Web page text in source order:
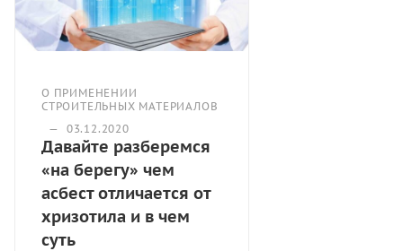
О ПРИМЕНЕНИИ
СТРОИТЕЛЬНЫХ МАТЕРИАЛОВ
—
03.12.2020
Давайте разберемся
«на берегу» чем
асбест отличается от
хризотила и в чем
суть